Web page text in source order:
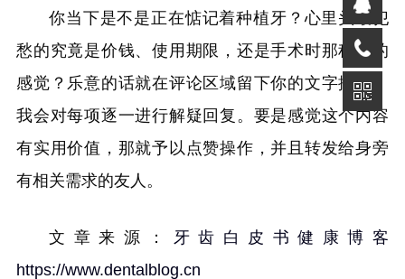
你当下是不是正在惦记着种植牙？心里头最犯
愁的究竟是价钱、使用期限，还是手术时那种疼的
感觉？乐意的话就在评论区域留下你的文字描述，
我会对每项逐一进行解疑回复。要是感觉这个内容
有实用价值，那就予以点赞操作，并且转发给身旁
有相关需求的友人。
文章来源： 牙齿白皮书健康博客
https://www.dentalblog.cn